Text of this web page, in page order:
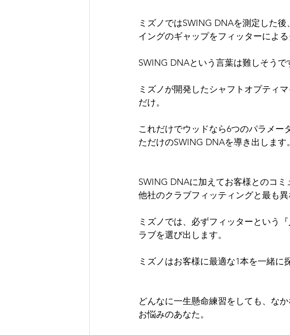
ミズノではSWING DNAを測定した
イングのギャップをフィッターによ
SWING DNAという言葉は難しそうで
ミズノが開発したシャフトオプティ
だけ。
これだけでウッドなら6つのパラメー
ただけのSWING DNAを導き出します。
SWING DNAに加えてお客様とのコミ
他社のクラブフィッティングと最も異
ミズノでは、必ずフィッターという
ラブを選び出します。
ミズノはお客様に最適な1本を一緒に
どんなに一生懸命練習をしても、な
お悩みのあなた。